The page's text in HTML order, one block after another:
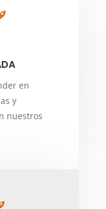
en
y
nuestros